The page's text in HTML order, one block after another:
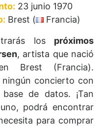
23 junio 1970
Brest ( Francia)
los próximos
, artista que nació
Brest (Francia).
concierto con
de datos. ¡Tan
podrá encontrar
para comprar